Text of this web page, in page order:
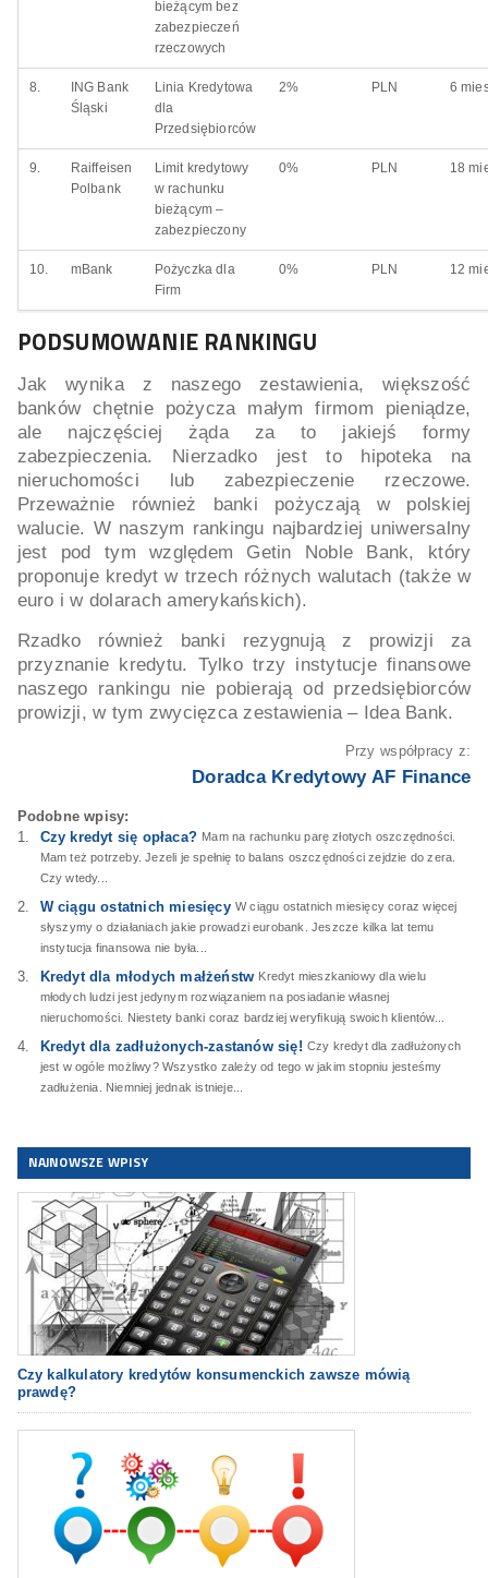
bieżącym bez
zabezpieczeń
rzeczowych
8.
ING Bank
Śląski
Linia Kredytowa
dla
Przedsiębiorców
2% PLN 6
9.
Raiffeisen
Polbank
Limit kredytowy
w rachunku
bieżącym –
zabezpieczony
0% PLN 18
10. mBank
Pożyczka dla
Firm
0% PLN 12
PODSUMOWANIE RANKINGU
Jak wynika z naszego zestawienia, większość
banków chętnie pożycza małym firmom pieniądze,
ale najczęściej żąda za to jakiejś formy
zabezpieczenia. Nierzadko jest to hipoteka na
nieruchomości lub zabezpieczenie rzeczowe.
Przeważnie również banki pożyczają w polskiej
walucie. W naszym rankingu najbardziej uniwersalny
jest pod tym względem Getin Noble Bank, który
proponuje kredyt w trzech różnych walutach (także w
euro i w dolarach amerykańskich).
Rzadko również banki rezygnują z prowizji za
przyznanie kredytu. Tylko trzy instytucje finansowe
naszego rankingu nie pobierają od przedsiębiorców
prowizji, w tym zwycięzca zestawienia – Idea Bank.
Przy współpracy z:
Doradca Kredytowy AF Finance
Podobne wpisy:
Czy kredyt się opłaca? Mam na rachunku parę złotych oszczędności.
Mam też potrzeby. Jezeli je spełnię to balans oszczędności zejdzie do zera.
Czy wtedy...
W ciągu ostatnich miesięcy W ciągu ostatnich miesięcy coraz więcej
słyszymy o działaniach jakie prowadzi eurobank. Jeszcze kilka lat temu
instytucja finansowa nie była...
Kredyt dla młodych małżeństw Kredyt mieszkaniowy dla wielu
młodych ludzi jest jedynym rozwiązaniem na posiadanie własnej
nieruchomości. Niestety banki coraz bardziej weryfikują swoich klientów...
Kredyt dla zadłużonych-zastanów się! Czy kredyt dla zadłużonych
jest w ogóle możliwy? Wszystko zależy od tego w jakim stopniu jesteśmy
zadłużenia. Niemniej jednak istnieje...
NAJNOWSZE WPISY
Czy kalkulatory kredytów konsumenckich zawsze mówią
prawdę?